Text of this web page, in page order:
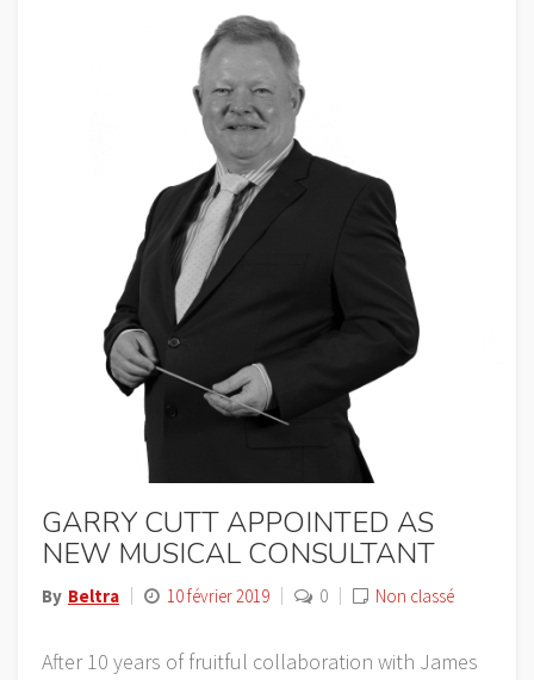
GARRY CUTT APPOINTED AS
NEW MUSICAL CONSULTANT
By Beltra 10 février 2019 0 Non classé
After 10 years of fruitful collaboration with James